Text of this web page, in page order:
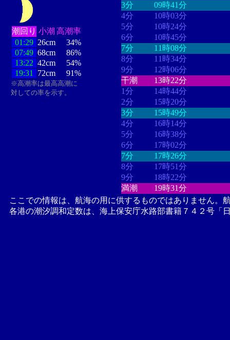
潮回り 小潮 高潮率
01:29 26cm
34%
07:49 68cm
86%
13:22 42cm
54%
19:31
72cm 91%
※高潮率は最高高潮に
対しての率を示す。
3分
09時41分
4分
10時03分
5分
10時24分
6分
10時45分
7分
11時08分
8分
11時34分
9分
12時06分
干潮
13時22分
1分
14時44分
2分
15時20分
3分
15時49分
4分
16時14分
5分
16時38分
6分
17時02分
7分
17時26分
8分
17時51分
9分
18時22分
満潮
19時31分
ここでの情報は、航海の用に供するものではありません。
各港の潮汐調和定数は、海上保安庁水路部書籍７４２号「